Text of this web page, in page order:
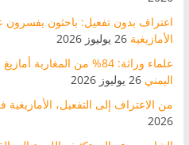
اعتراف بدون تفعيل: باحثون
الأمازيغية 26 يوليوز 2026
علماء وراثة: 84% من
اليمني 26 يوليوز 2026
من الاعتراف إلى التفعيل،
2026